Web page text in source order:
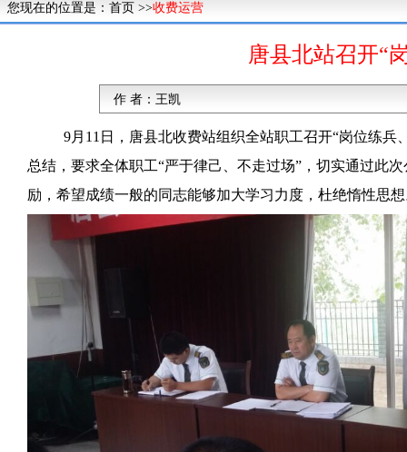
您现在的位置是： 首页 >>收费运营
唐县北站召开“
作 者： 王凯
9月11日，唐县北收费站组织全站职工召开“岗位练
总结，要求全体职工“严于律己、不走过场”，切实通过此
励，希望成绩一般的同志能够加大学习力度，杜绝惰性思